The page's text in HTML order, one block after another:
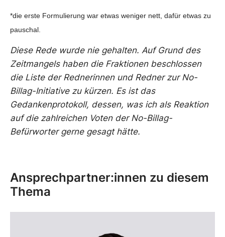
*die erste Formulierung war etwas weniger nett, dafür etwas zu
pauschal.
Diese Rede wurde nie gehalten. Auf Grund des
Zeitmangels haben die Fraktionen beschlossen
die Liste der Rednerinnen und Redner zur No-
Billag-Initiative zu kürzen. Es ist das
Gedankenprotokoll, dessen, was ich als Reaktion
auf die zahlreichen Voten der No-Billag-
Befürworter gerne gesagt hätte.
Ansprechpartner:innen zu diesem
Thema